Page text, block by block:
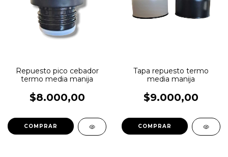
Repuesto pico cebador
termo media manija
$8.000,00
Tapa repuesto termo
media manija
$9.000,00
COMPRAR